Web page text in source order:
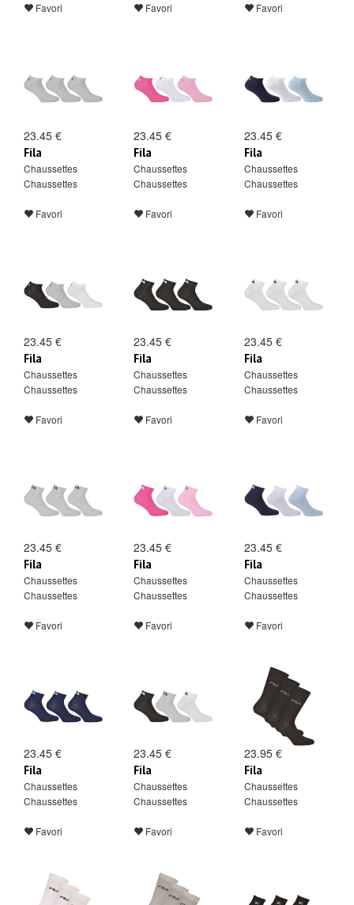
Favori Favori Favori
23.45 €
Fila
Chaussettes
Chaussettes
Favori
23.45 €
Fila
Chaussettes
Chaussettes
Favori
23.45 €
Fila
Chaussettes
Chaussettes
Favori
23.45 €
Fila
Chaussettes
Chaussettes
Favori
23.45 €
Fila
Chaussettes
Chaussettes
Favori
23.45 €
Fila
Chaussettes
Chaussettes
Favori
23.45 €
Fila
Chaussettes
Chaussettes
Favori
23.45 €
Fila
Chaussettes
Chaussettes
Favori
23.45 €
Fila
Chaussettes
Chaussettes
Favori
23.45 €
Fila
Chaussettes
Chaussettes
Favori
23.45 €
Fila
Chaussettes
Chaussettes
Favori
23.95 €
Fila
Chaussettes
Chaussettes
Favori